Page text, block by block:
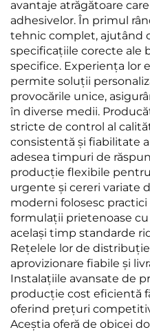
avantaje atrăgătoare
adhesivelor. În primul
tehnic complet, ajutând
specificațiile corecte ale
specifice. Experiența lor
permite soluții
provocările unice,
în diverse medii.
stricte de control al
consistentă și fiabilitate
adesea timpuri de
producție flexibile
urgente și cereri variate
moderni folosesc
formulații prietenoase
același timp standarde
Rețelele lor de
aprovizionare fiabile și
Instalațiile avansate de
producție cost eficientă
oferind prețuri
Aceștia oferă de obicei